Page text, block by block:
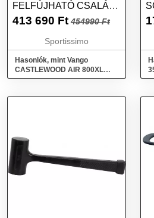
FELFÚJHATÓ CSALÁDI
SÁTOR, ZÖLD, MÉRET
413 690 Ft 454990 Ft
Sportissimo
Hasonlók, mint Vango
CASTLEWOOD AIR 800XL
PACKAGE Felfújható családi